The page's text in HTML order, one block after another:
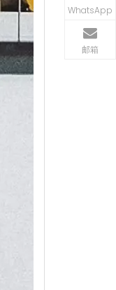
WhatsApp
邮箱